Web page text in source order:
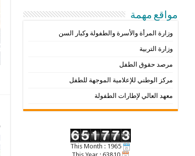
مواقع مهمة
وزارة المرأة والأسرة والطفولة وكبار السن
وزارة التربية
مرصد حقوق الطفل
مركز الوطني للإعلامية الموجهة للطفل
معهد العالي لإطارات الطفولة